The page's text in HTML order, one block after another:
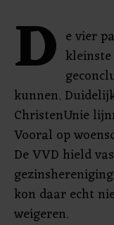
D e vier
kunnen.
ChristenUnie
Vooral op
De VVD hield
kon daar echt
weigeren.